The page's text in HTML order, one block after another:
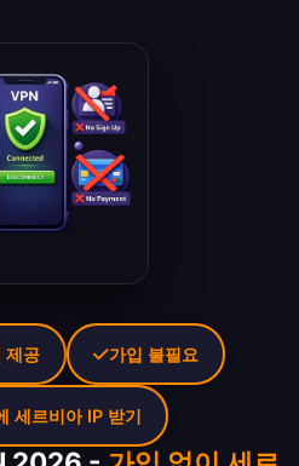
제공 가입 불필요
세르비아 IP 받기